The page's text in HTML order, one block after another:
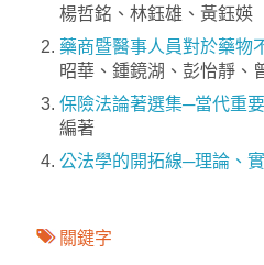
楊哲銘、林鈺雄、黃鈺媖
藥商暨醫事人員對於藥物
昭華、鍾鏡湖、彭怡靜、
保險法論著選集─當代重要
編著
公法學的開拓線─理論、
關鍵字